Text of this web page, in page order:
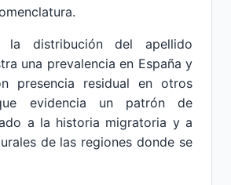
la distribución del apellido
una prevalencia en España y
presencia residual en otros
evidencia un patrón de
a la historia migratoria y a
de las regiones donde se